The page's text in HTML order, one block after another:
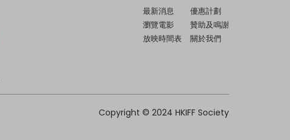
最新消息
瀏覽電影
放映時間表
優惠計劃
贊助及鳴謝
關於我們
Copyright © 2024 HKIFF Society